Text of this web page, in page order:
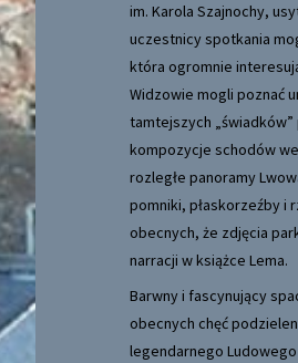
im. Karola Szajnochy,
uczestnicy spotkania
która ogromnie
Widzowie mogli poznać
tamtejszych
kompozycje schodów
rozległe panoramy
pomniki, płaskorzeźby i
obecnych, że zdjęcia
narracji w książce Lema.
Barwny i fascynujący
obecnych chęć
legendarnego